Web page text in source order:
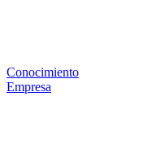
Conocimiento
Empresa